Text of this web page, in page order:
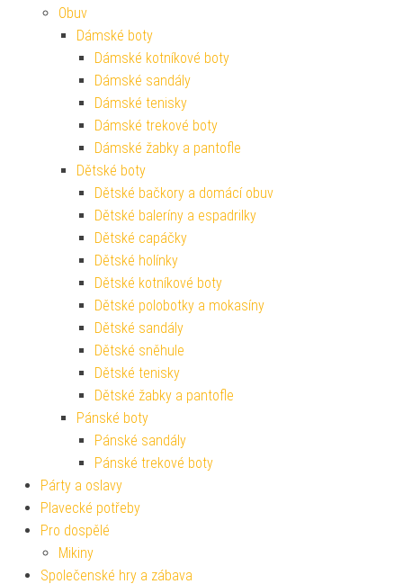
Obuv
Dámské boty
Dámské kotníkové boty
Dámské sandály
Dámské tenisky
Dámské trekové boty
Dámské žabky a pantofle
Dětské boty
Dětské bačkory a domácí obuv
Dětské baleríny a espadrilky
Dětské capáčky
Dětské holínky
Dětské kotníkové boty
Dětské polobotky a mokasíny
Dětské sandály
Dětské sněhule
Dětské tenisky
Dětské žabky a pantofle
Pánské boty
Pánské sandály
Pánské trekové boty
Párty a oslavy
Plavecké potřeby
Pro dospělé
Mikiny
Společenské hry a zábava